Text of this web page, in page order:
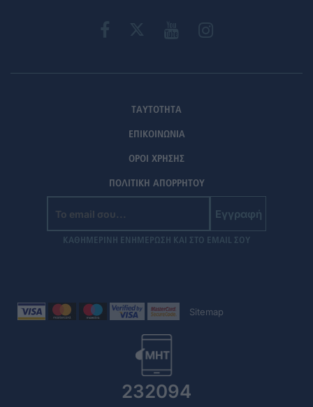
ΤΑΥΤΟΤΗΤΑ
ΕΠΙΚΟΙΝΩΝΙΑ
ΟΡΟΙ ΧΡΗΣΗΣ
ΠΟΛΙΤΙΚΗ ΑΠΟΡΡΗΤΟΥ
Εγγραφή
ΚΑΘΗΜΕΡΙΝΗ ΕΝΗΜΕΡΩΣΗ ΚΑΙ ΣΤΟ EMAIL ΣΟΥ
Sitemap
232094